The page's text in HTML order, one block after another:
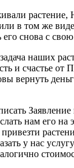
растение,
в том же
снова с
наших
и счастье
вернуть
нам его на
у нас